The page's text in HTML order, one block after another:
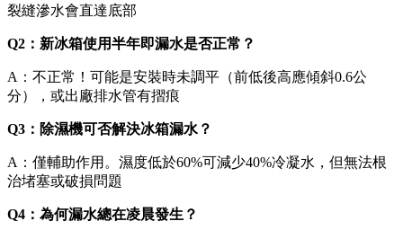
裂縫滲水會直達底部
Q2：新冰箱使用半年即漏水是否正常？
A：不正常！可能是安裝時未調平（前低後高應傾斜0.6公
分），或出廠排水管有摺痕
Q3：除濕機可否解決冰箱漏水？
A：僅輔助作用。濕度低於60%可減少40%冷凝水，但無法根
治堵塞或破損問題
Q4：為何漏水總在凌晨發生？